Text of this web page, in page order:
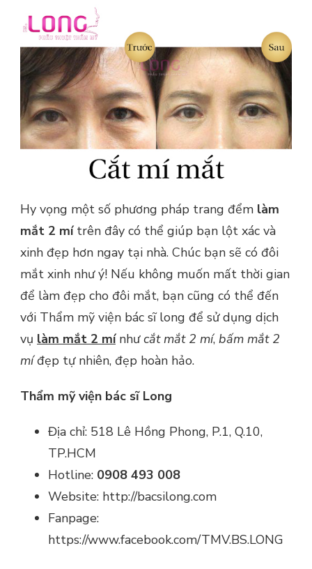
Hy vọng một số phương pháp trang đểm làm
mắt 2 mítrên đây có thể giúp bạn lột xác và
xinh đẹp hơn ngay tại nhà. Chúc bạn sẽ có đôi
mắt xinh như ý! Nếu không muốn mất thời gian
để làm đẹp cho đôi mắt, bạn cũng có thể đến
với Thẩm mỹ viện bác sĩ long để sử dụng dịch
vụ làm mắt 2 mínhưcắt mắt 2 mí, bấm mắt 2
míđẹp tự nhiên, đẹp hoàn hảo.
Thẩm mỹ viện bác sĩ Long
Địa chỉ: 518 Lê Hồng Phong, P.1, Q.10,
TP.HCM
Hotline: 0908 493 008
Website: http://bacsilong.com
Fanpage:
https://www.facebook.com/TMV.BS.LONG